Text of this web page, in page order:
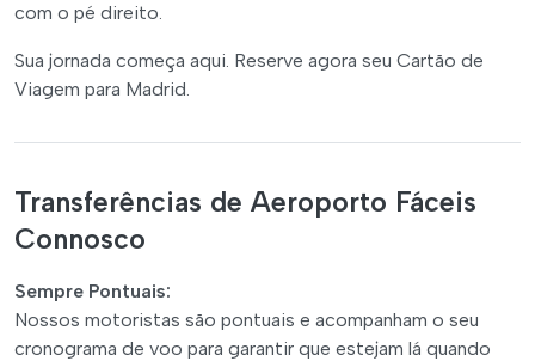
com o pé direito.
Sua jornada começa aqui. Reserve agora seu Cartão de
Viagem para Madrid.
Transferências de Aeroporto Fáceis
Connosco
Sempre Pontuais:
Nossos motoristas são pontuais e acompanham o seu
cronograma de voo para garantir que estejam lá quando